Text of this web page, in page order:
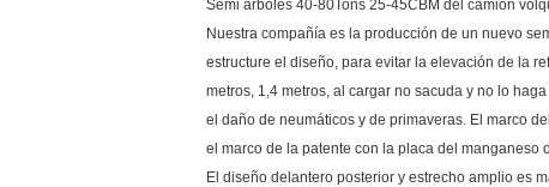
Semi árboles 40-80Tons 25-45CBM del camión
Nuestra compañía es la producción de un nuevo
estructure el diseño, para evitar la elevación de la
metros, 1,4 metros, al cargar no sacuda y no lo
el daño de neumáticos y de primaveras. El marco
el marco de la patente con la placa del manganeso
El diseño delantero posterior y estrecho amplio es